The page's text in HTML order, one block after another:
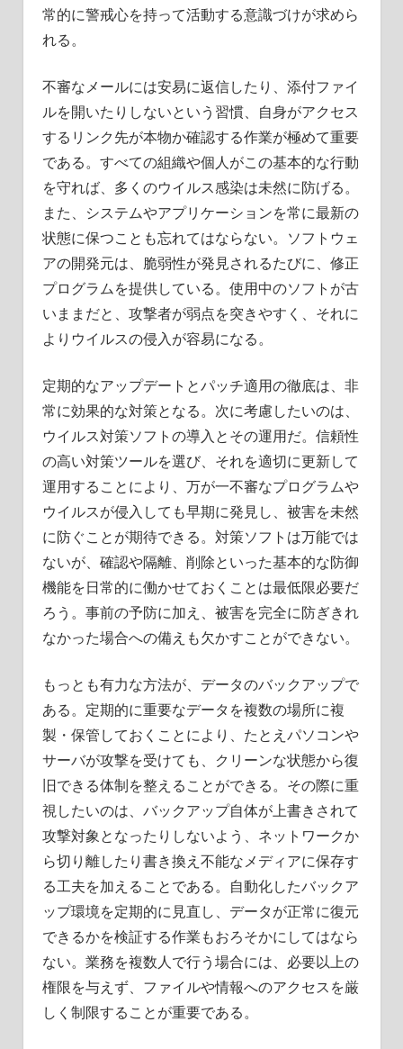
常的に警戒心を持って活動する意識づけが求めら
れる。
不審なメールには安易に返信したり、添付ファイ
ルを開いたりしないという習慣、自身がアクセス
するリンク先が本物か確認する作業が極めて重要
である。すべての組織や個人がこの基本的な行動
を守れば、多くのウイルス感染は未然に防げる。
また、システムやアプリケーションを常に最新の
状態に保つことも忘れてはならない。ソフトウェ
アの開発元は、脆弱性が発見されるたびに、修正
プログラムを提供している。使用中のソフトが古
いままだと、攻撃者が弱点を突きやすく、それに
よりウイルスの侵入が容易になる。
定期的なアップデートとパッチ適用の徹底は、非
常に効果的な対策となる。次に考慮したいのは、
ウイルス対策ソフトの導入とその運用だ。信頼性
の高い対策ツールを選び、それを適切に更新して
運用することにより、万が一不審なプログラムや
ウイルスが侵入しても早期に発見し、被害を未然
に防ぐことが期待できる。対策ソフトは万能では
ないが、確認や隔離、削除といった基本的な防御
機能を日常的に働かせておくことは最低限必要だ
ろう。事前の予防に加え、被害を完全に防ぎきれ
なかった場合への備えも欠かすことができない。
もっとも有力な方法が、データのバックアップで
ある。定期的に重要なデータを複数の場所に複
製・保管しておくことにより、たとえパソコンや
サーバが攻撃を受けても、クリーンな状態から復
旧できる体制を整えることができる。その際に重
視したいのは、バックアップ自体が上書きされて
攻撃対象となったりしないよう、ネットワークか
ら切り離したり書き換え不能なメディアに保存す
る工夫を加えることである。自動化したバックア
ップ環境を定期的に見直し、データが正常に復元
できるかを検証する作業もおろそかにしてはなら
ない。業務を複数人で行う場合には、必要以上の
権限を与えず、ファイルや情報へのアクセスを厳
しく制限することが重要である。